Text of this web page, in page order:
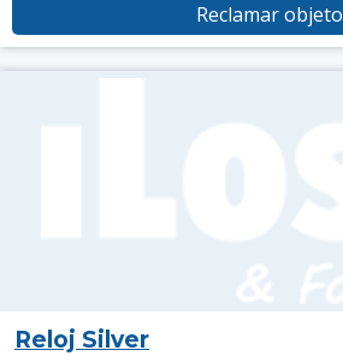
Reclamar objeto
Reloj Silver